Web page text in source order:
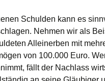
Schulden kann es
Nehmen wir als
Alleinerben mit
von 100.000 Euro.
fällt der Nachlass